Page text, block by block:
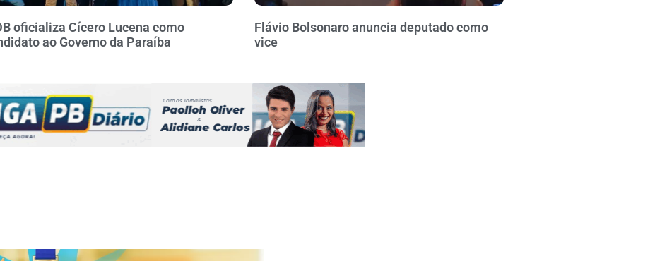
oficializa Cícero Lucena como
ao Governo da Paraíba
Flávio Bolsonaro anuncia deputado como
vice